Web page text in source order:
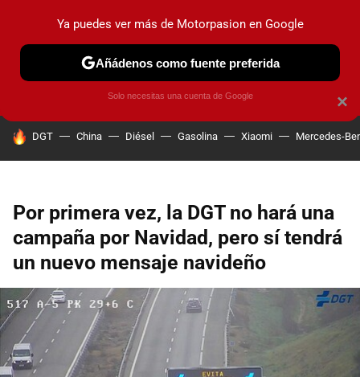
PRUEBAS COCHES ELÉCTRICOS OBSERVATORIO
HOY SE HABLA DE
DGT China Diésel Gasolina Xiaomi Mercedes-
Por primera vez, la DGT no hará una
campaña por Navidad, pero sí tendrá
un nuevo mensaje navideño
×
Ya puedes ver más de Motorpasion en Google
Añádenos como fuente preferida
Solo necesitas una cuenta de Google